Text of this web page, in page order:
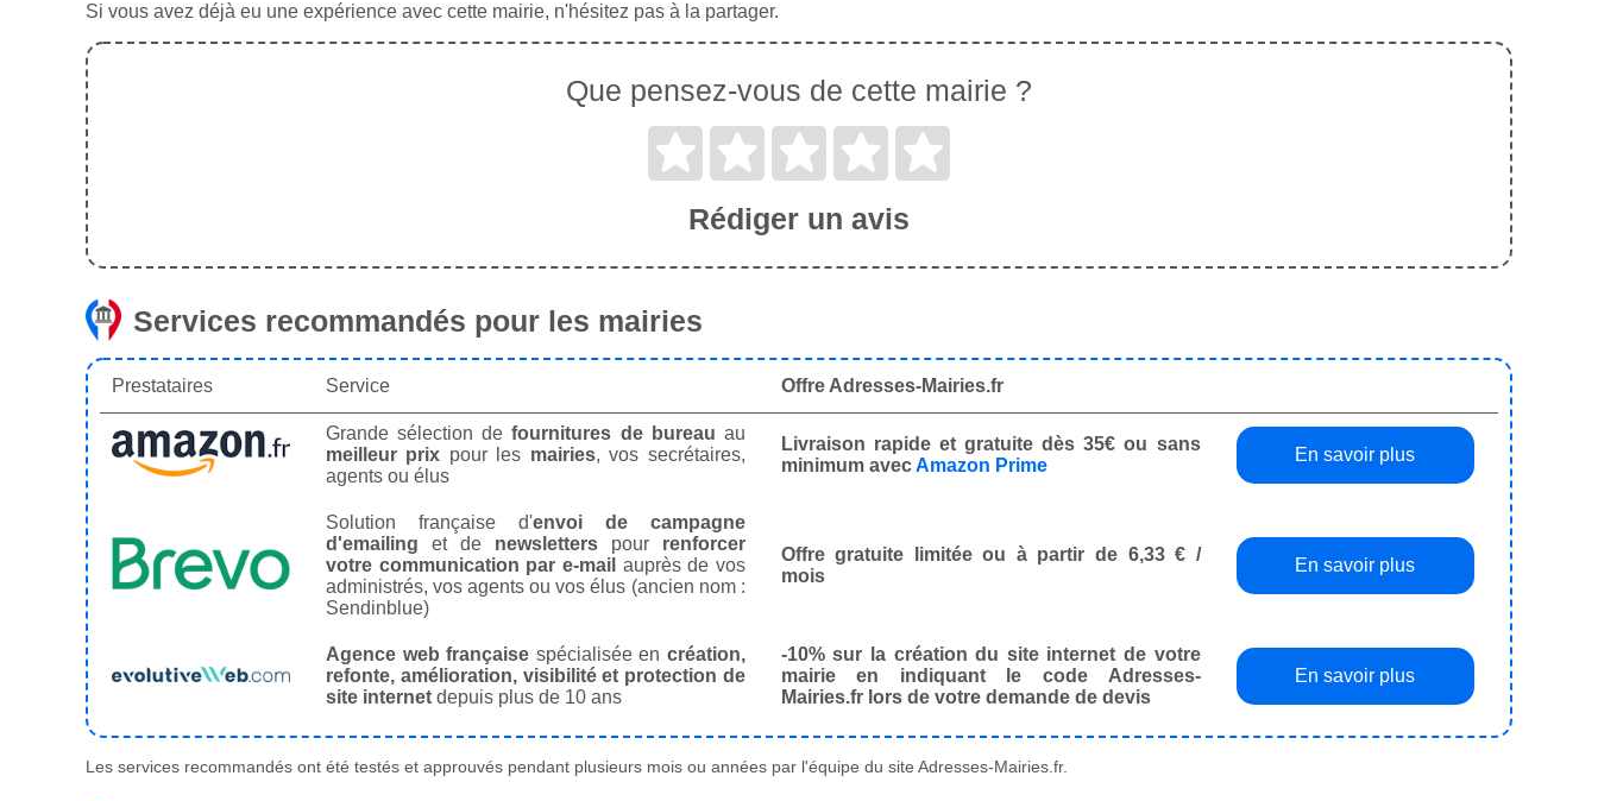
Si vous avez déjà eu une expérience avec cette mairie, n'hésitez pas à la partager.
Que pensez-vous de cette mairie ?
Rédiger un avis
Services recommandés pour les mairies
Prestataires Service Offre Adresses-Mairies.fr
Grande sélection defournitures de bureau au
meilleur prix pour les mairies, vos secrétaires,
agents ou élus
Livraison rapide et gratuite dès 35€ ou sans
minimum avecAmazon Prime
En savoir plus
Solution française d'envoi de campagne
d'emailing et de newsletterspour renforcer
votre communication par e-mail auprès de vos
administrés, vos agents ou vos élus (ancien nom :
Sendinblue)
Offre gratuite limitée ou à partir de 6,33 € /
mois
En savoir plus
Agence web française spécialisée en création,
refonte, amélioration, visibilité et protection de
site internet depuis plus de 10 ans
-10% sur la création du site internet de votre
mairie en indiquant le code Adresses-
Mairies.fr lors de votre demande de devis
En savoir plus
Les services recommandés ont été testés et approuvés pendant plusieurs mois ou années par l'équipe du site Adresses-Mairies.fr.